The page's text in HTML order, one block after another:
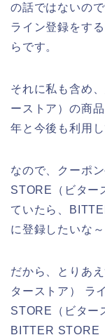
の話ではないの
ライン登録をす
らです。
それに私も含め
ーストア）の商
年と今後も利用
なので、クーポ
STORE（ビター
ていたら、
に登録したいな
だから、とりあ
ターストア） ラ
STORE（ビター
BITTER STORE